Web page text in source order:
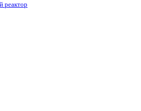
реактор